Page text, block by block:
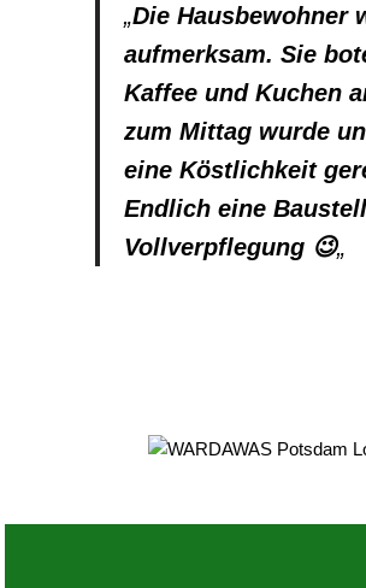
„Die Hausbewohner
aufmerksam. Sie
Kaffee und Kuchen
zum Mittag wurde
eine Köstlichkeit
Endlich eine
Vollverpflegung 😉„